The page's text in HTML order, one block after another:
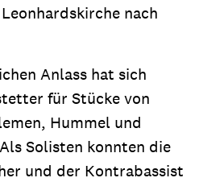
nach
Anlass hat sich
für Stücke von
Hummel und
Solisten konnten die
und der Kontrabassist